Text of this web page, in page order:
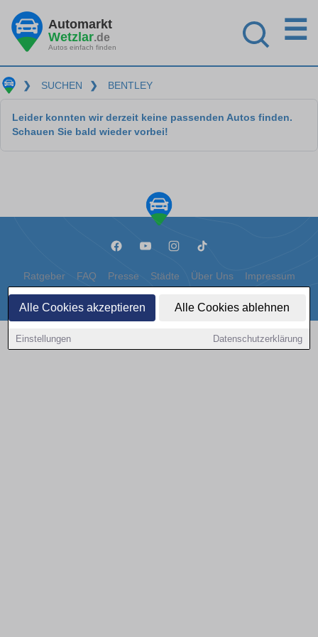
Alle Cookies akzeptieren Alle Cookies ablehnen
Einstellungen Datenschutzerklärung
Automarkt
Wetzlar.de
Autos einfach finden
☰
❯ SUCHEN ❯ BENTLEY
Leider konnten wir derzeit keine passenden Autos finden.
Schauen Sie bald wieder vorbei!
Ratgeber FAQ Presse Städte Über Uns Impressum
Datenschutz Cookies
Copyright © 2000 - 2026 | 1A Infosysteme GmbH | Content by: 1a-sites-autos